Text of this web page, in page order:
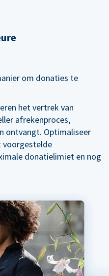
om donaties te
het vertrek van
afrekenproces,
ontvangt. Optimaliseer
voorgestelde
donatielimiet en nog